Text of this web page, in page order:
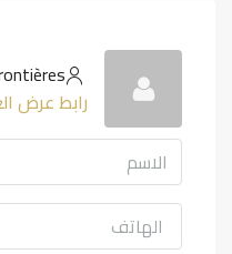
رابط عرض